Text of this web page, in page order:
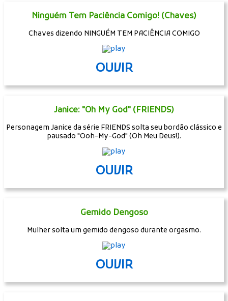
Ninguém Tem Paciência Comigo! (Chaves)
Chaves dizendo NINGUÉM TEM PACIÊNCIA COMIGO
OUVIR
Janice: "Oh My God" (FRIENDS)
Personagem Janice da série FRIENDS solta seu bordão clássico e
pausado "Ooh-My-God" (Oh Meu Deus!).
OUVIR
Gemido Dengoso
Mulher solta um gemido dengoso durante orgasmo.
OUVIR